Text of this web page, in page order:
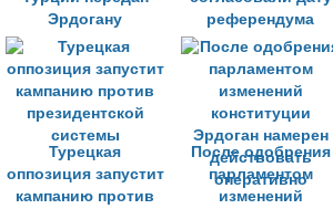
Эрдогану
референдума
Турецкая
оппозиция запустит
кампанию против
После одобрения
парламентом
изменений